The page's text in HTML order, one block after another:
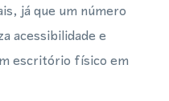
já que um número
acessibilidade e
escritório físico em